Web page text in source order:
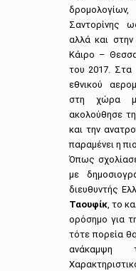
Σαντορίνης
αλλά και
Κάιρο –
του 2017. Στα
εθνικού
στη χώρα
ακολούθησε
και την
παραμένει η
Όπως
με
διευθυντής
Ταουφίκ, το
ορόσημο για
τότε πορεία
ανάκαμψη